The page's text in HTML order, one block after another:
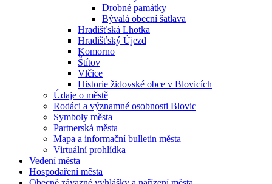
Drobné památky
Bývalá obecní šatlava
Hradišťská Lhotka
Hradišťský Újezd
Komorno
Štítov
Vlčice
Historie židovské obce v Blovicích
Údaje o městě
Rodáci a významné osobnosti Blovic
Symboly města
Partnerská města
Mapa a informační bulletin města
Virtuální prohlídka
Vedení města
Hospodaření města